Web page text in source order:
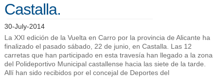
Castalla.
30-July-2014
La XXI edición de la Vuelta en Carro por la provincia de Alicante ha
finalizado el pasado sábado, 22 de junio, en Castalla. Las 12
carretas que han participado en esta travesía han llegado a la zona
del Polideportivo Municipal castallense hacia las siete de la tarde.
Allí han sido recibidos por el concejal de Deportes del